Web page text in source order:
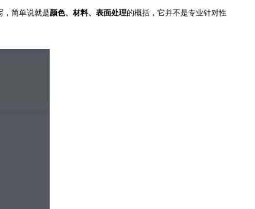
简单说就是颜色、材料、表面处理的概括，它并不是专业针对性